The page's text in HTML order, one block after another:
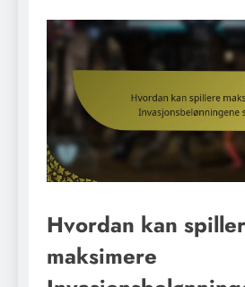
Hvordan kan
maksimere